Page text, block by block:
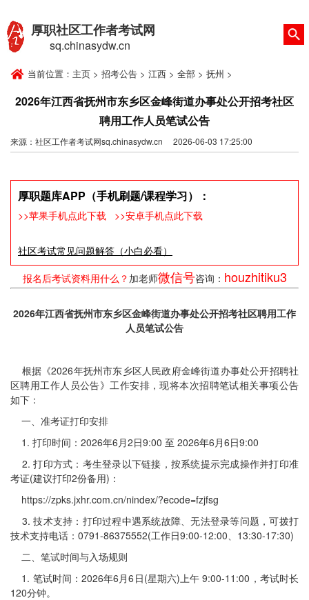
厚职社区工作者考试网
sq.chinasydw.cn
当前位置： 主页 > 招考公告 > 江西 > 全部 > 抚州 >
2026年江西省抚州市东乡区金峰街道办事处公开招考社区
聘用工作人员笔试公告
来源：社区工作者考试网sq.chinasydw.cn 2026-06-03 17:25:00
厚职题库APP（手机刷题/课程学习）：
>>苹果手机点此下载 >>安卓手机点此下载
社区考试常见问题解答（小白必看）
报名后考试资料用什么？ 加老师微信号咨询： houzhitiku3
2026年江西省抚州市东乡区金峰街道办事处公开招考社区聘用工作
人员笔试公告
根据《2026年抚州市东乡区人民政府金峰街道办事处公开招聘社
区聘用工作人员公告》工作安排，现将本次招聘笔试相关事项公告
如下：
一、准考证打印安排
1. 打印时间：2026年6月2日9:00 至 2026年6月6日9:00
2. 打印方式：考生登录以下链接，按系统提示完成操作并打印准
考证(建议打印2份备用)：
https://zpks.jxhr.com.cn/nindex/?ecode=fzjfsg
3. 技术支持：打印过程中遇系统故障、无法登录等问题，可拨打
技术支持电话：0791-86375552(工作日9:00-12:00、13:30-17:30)
二、笔试时间与入场规则
1. 笔试时间：2026年6月6日(星期六)上午 9:00-11:00，考试时长
120分钟。